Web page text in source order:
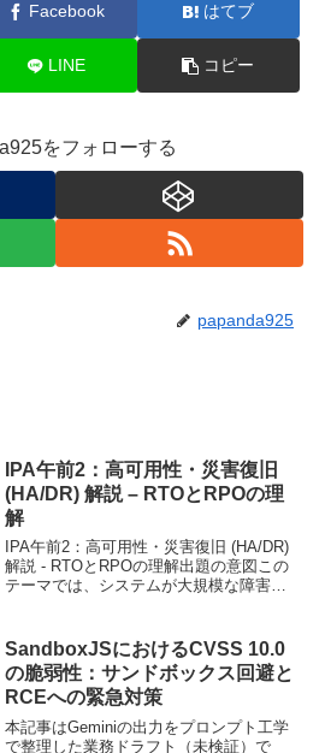
Facebook はてブ
LINE コピー
をフォローする
papanda925
IPA午前2：高可用性・災害復旧
(HA/DR) 解説 – RTOとRPOの理
解
IPA午前2：高可用性・災害復旧 (HA/DR)
解説 - RTOとRPOの理解出題の意図この
テーマでは、システムが大規模な障害や
限に抑えるか、というビジネス継続性の
観...
SandboxJSにおけるCVSS 10.0
の脆弱性：サンドボックス回避と
RCEへの緊急対策
本記事はGeminiの出力をプロンプト工学
で整理した業務ドラフト（未検証）で